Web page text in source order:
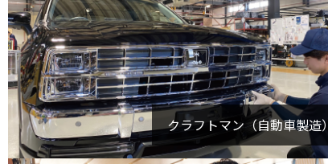
クラフトマン（自動車製造）